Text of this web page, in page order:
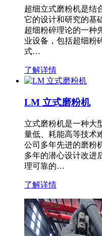
超细立式磨粉机是结
它的设计和研究的基
超细粉碎理论的一种
业设备，包括超细粉
式…
了解详情
LM 立式磨粉机
立式磨粉机是一种大
量低、耗能高等技术
公司多年先进的磨粉
多年的潜心设计改进
理可靠的…
了解详情